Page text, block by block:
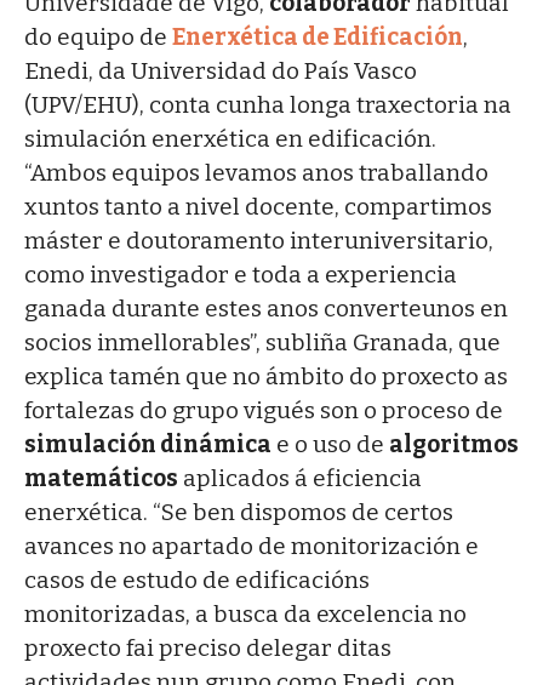
do equipo de Enerxética de Edificación,
Enedi, da Universidad do País Vasco
(UPV/EHU), conta cunha longa traxectoria na
simulación enerxética en edificación.
“Ambos equipos levamos anos traballando
xuntos tanto a nivel docente, compartimos
máster e doutoramento interuniversitario,
como investigador e toda a experiencia
ganada durante estes anos converteunos en
socios inmellorables”, subliña Granada, que
explica tamén que no ámbito do proxecto as
fortalezas do grupo vigués son o proceso de
simulación dinámica e o uso de algoritmos
matemáticos aplicados á eficiencia
enerxética. “Se ben dispomos de certos
avances no apartado de monitorización e
casos de estudo de edificacións
monitorizadas, a busca da excelencia no
proxecto fai preciso delegar ditas